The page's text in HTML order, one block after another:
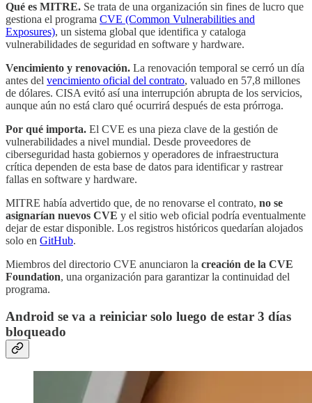
Qué es MITRE. Se trata de una organización sin fines de lucro que
gestiona el programa CVE (Common Vulnerabilities and
Exposures), un sistema global que identifica y cataloga
vulnerabilidades de seguridad en software y hardware.
Vencimiento y renovación. La renovación temporal se cerró un día
antes del vencimiento oficial del contrato, valuado en 57,8 millones
de dólares. CISA evitó así una interrupción abrupta de los servicios,
aunque aún no está claro qué ocurrirá después de esta prórroga.
Por qué importa. El CVE es una pieza clave de la gestión de
vulnerabilidades a nivel mundial. Desde proveedores de
ciberseguridad hasta gobiernos y operadores de infraestructura
crítica dependen de esta base de datos para identificar y rastrear
fallas en software y hardware.
MITRE había advertido que, de no renovarse el contrato, no se
asignarían nuevos CVE y el sitio web oficial podría eventualmente
dejar de estar disponible. Los registros históricos quedarían alojados
solo en GitHub.
Miembros del directorio CVE anunciaron la creación de la CVE
Foundation, una organización para garantizar la continuidad del
programa.
Android se va a reiniciar solo luego de estar 3 días
bloqueado